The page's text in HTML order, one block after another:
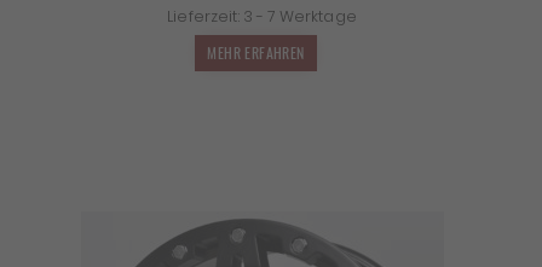
Lieferzeit: 3 - 7 Werktage
MEHR ERFAHREN